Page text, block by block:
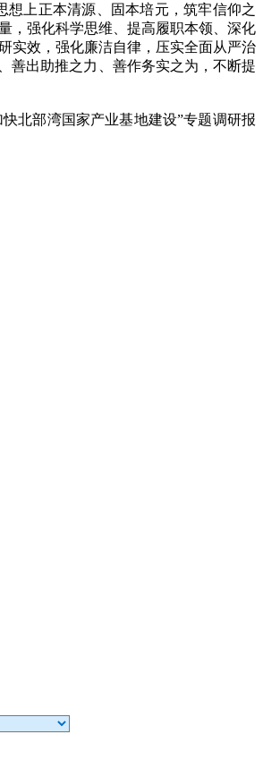
想上正本清源、固本培元，筑牢信仰之
，强化科学思维、提高履职本领、深化
实效，强化廉洁自律，压实全面从严治
善出助推之力、善作务实之为，不断提
北部湾国家产业基地建设”专题调研报